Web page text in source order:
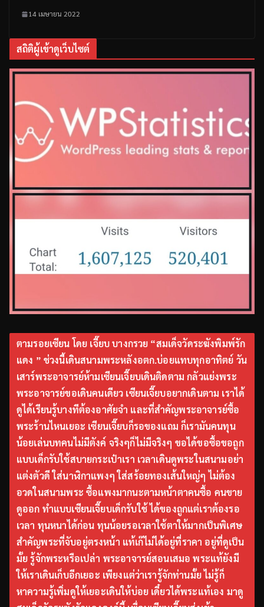
14 เมษายน 2022
สถิติผู้เข้าดูเว็บไซต์
ตามรอยเซียน โดย เจี๊ยบ บางกรวย “สมเด็จวัดระฆังพิมพ์รัก
แดง ” ช่วงนี้เดินสนามพระหลังอตก.บ่อยแทบทุกอาทิตย์ วัน
เสาร์พระอาจารย์ห้ามเซียนเจี๊ยบเดินติดตาม กลัวแย่งพระ
พระอาจารย์ขอเดินคนเดียว เซียนเจี๊ยบอยากเดินตาม เราได้
ดูได้เรียนรู้บางทีต้องอาศัยจำ และที่สำคัญพระอาจารย์ซื้อ
พระร้านไหนเยอะ เซียนเจี๊ยบก็รอของแถม ก็เรามันคนทุน
น้อยเล่นบทคนไม่มีตังค์ จริงๆก็ไม่มีจริงๆ ขอได้ขอซื้อขอถูก
แบบเด็กรับใช้สบายกระเป๋าเรา เวลาเดินดูพระในสนามอย่า
แต่งตัวดี ใส่นาฬิกาแพงๆ ใส่สร้อยทองเส้นใหญ่ๆ ไม่ต้อง
อวดในสนามพระ ซื้อแพงมากนะตามหน้าตาคนซื้อ คนขาย
ดูออก ทำแบบเซียนเจี๊ยบเด็กรับใช้ ได้ของถูกแต่เราต้องรอ
เวลา ทุนหนาได้ก่อน ทุนน้อยรอเวลาใช้ตาให้มากเป็นพิเศษ
สำคัญพระที่จับอยู่ตรงหน้า แท้เก๊ไม่ได้อยู่ที่ราคา อยู่ที่ดูเป็น
มั้ย รู้จักพระหรือเปล่า พระอาจารย์สอนเสมอ พระแท้ยังมี
ให้เราเดินเก็บอีกเยอะ เพียงแต่ว่าเรารู้จักท่านมั้ย ไม่รู้ก็
หาความรู้เพิ่มดูให้เยอะเดินให้บ่อย เดี๋ยวได้พระแท้เอง มาดู